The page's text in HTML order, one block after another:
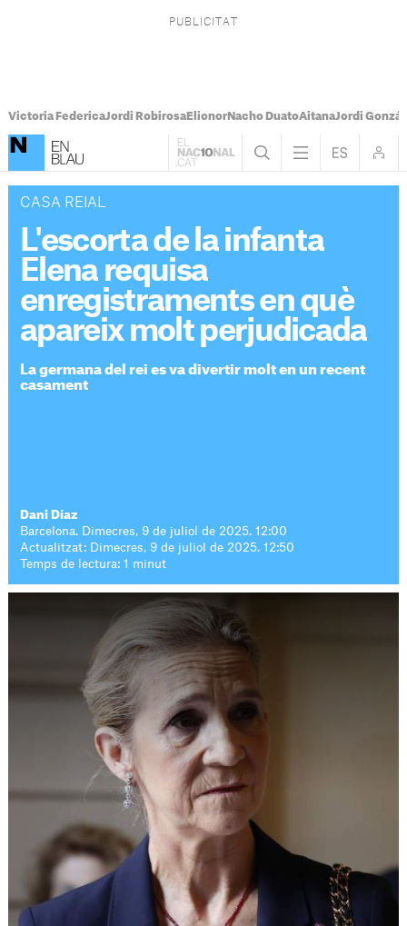
Victoria FedericaJordi RobirosaElionorNacho DuatoAitanaJordi
CASA REIAL
L'escorta de la infanta
Elena requisa
enregistraments en què
apareix molt perjudicada
La germana del rei es va divertir molt en un recent
casament
Dani Díaz
Barcelona. Dimecres, 9 de juliol de 2025. 12:00
Actualitzat: Dimecres, 9 de juliol de 2025. 12:50
Temps de lectura: 1 minut